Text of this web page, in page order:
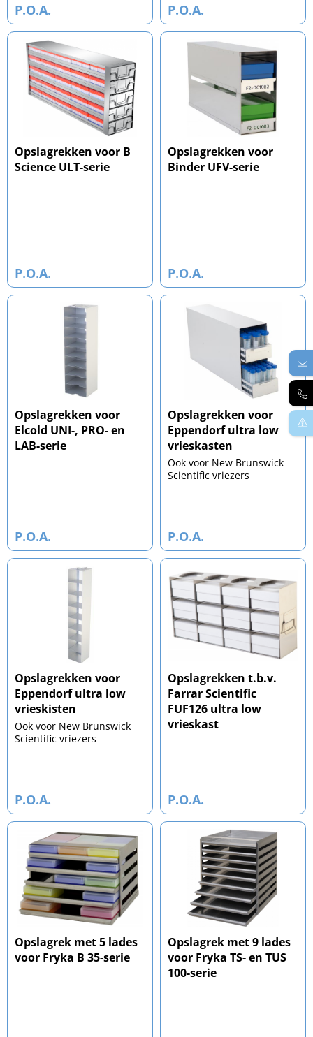
P.O.A. P.O.A.
Opslagrekken voor B
Science ULT-serie
P.O.A.
Opslagrekken voor
Binder UFV-serie
P.O.A.
Opslagrekken voor
Elcold UNI-, PRO- en
LAB-serie
P.O.A.
Opslagrekken voor
Eppendorf ultra low
vrieskasten
Ook voor New Brunswick
Scientific vriezers
P.O.A.
Opslagrekken voor
Eppendorf ultra low
vrieskisten
Ook voor New Brunswick
Scientific vriezers
P.O.A.
Opslagrekken t.b.v.
Farrar Scientific
FUF126 ultra low
vrieskast
P.O.A.
Opslagrek met 5 lades
voor Fryka B 35-serie
Opslagrek met 9 lades
voor Fryka TS- en TUS
100-serie